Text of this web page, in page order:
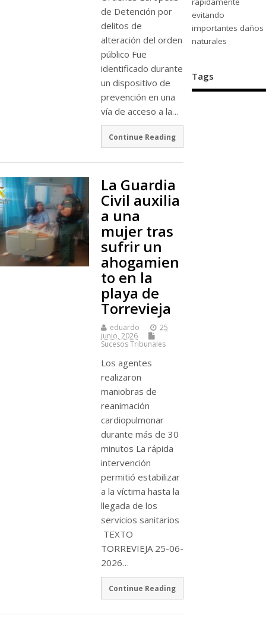
de Detención por
delitos de
alteración del orden
público Fue
identificado durante
un dispositivo de
prevención en una
vía de acceso a la…
Continue Reading
La Guardia
Civil auxilia
a una
mujer tras
sufrir un
ahogamien
to en la
playa de
Torrevieja
eduardo
25
junio, 2026
Sucesos Tribunales
Los agentes
realizaron
maniobras de
reanimación
cardiopulmonar
durante más de 30
minutos La rápida
intervención
permitió estabilizar
a la víctima hasta la
llegada de los
servicios sanitarios
TEXTO
TORREVIEJA 25-06-
2026…
Continue Reading
evitando
importantes daños
naturales
Tags